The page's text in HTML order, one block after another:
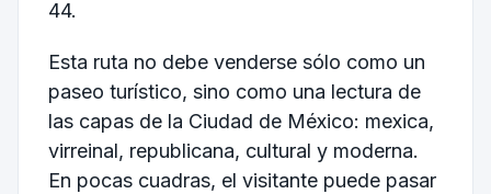
44.
Esta ruta no debe venderse sólo como un
paseo turístico, sino como una lectura de
las capas de la Ciudad de México: mexica,
virreinal, republicana, cultural y moderna.
En pocas cuadras, el visitante puede pasar